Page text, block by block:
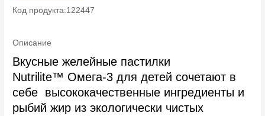
Код продукта:122447
Описание
Вкусные желейные пастилки
Nutrilite™ Омега-3 для детей сочетают в
себе высококачественные ингредиенты и
рыбий жир из экологически чистых